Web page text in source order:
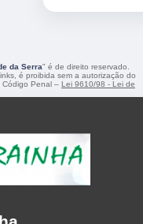
da Serra" é de direito reservado.
é proibida sem a autorização do
Código Penal – Lei 9610/98 - Lei de